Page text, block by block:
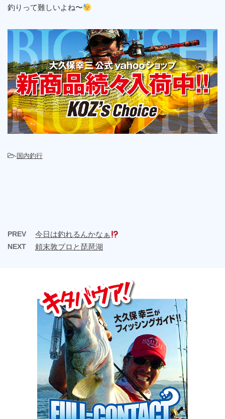
釣りって難しいよね〜
-国内釣行
PREV 今日は釣れるんかなぁ
NEXT 頼末敦プロと琵琶湖